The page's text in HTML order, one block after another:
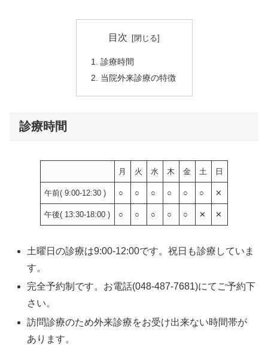
目次
診療時間
当院外来診療の特徴
診療時間
月 火 水 木 金 土 日
午前( 9:00-12:30 ) ○ ○ ○ ○ ○ ○ ✕
午後( 13:30-18:00 ) ○ ○ ○ ○ ○ ✕ ✕
土曜日の診療は9:00-12:00です。祝日も診療していま
す。
完全予約制です。お電話(048-487-7681)にてご予約下
さい。
訪問診療のため外来診療をお受け出来ない時間帯が
あります。